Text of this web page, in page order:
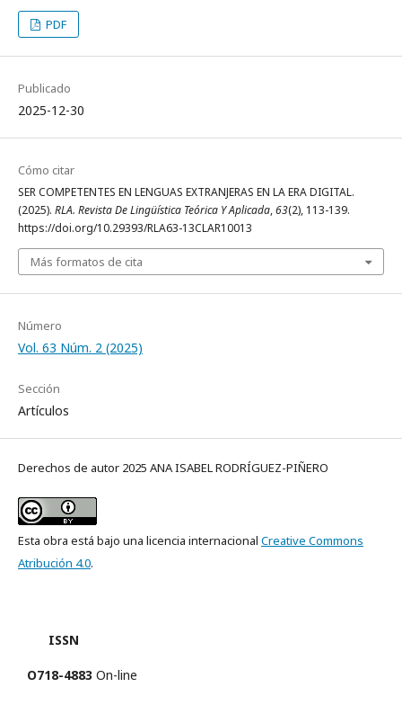
PDF
Publicado
2025-12-30
Cómo citar
SER COMPETENTES EN LENGUAS EXTRANJERAS EN LA ERA DIGITAL.
(2025). RLA. Revista De Lingüística Teórica Y Aplicada,63(2), 113-139.
https://doi.org/10.29393/RLA63-13CLAR10013
Más formatos de cita
Número
Vol. 63 Núm. 2 (2025)
Sección
Artículos
Derechos de autor 2025 ANA ISABEL RODRÍGUEZ-PIÑERO
Esta obra está bajo una licencia internacional Creative Commons
Atribución 4.0.
ISSN
O718-4883 On-line